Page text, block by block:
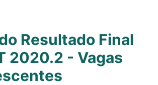
Resultado Final
2020.2 - Vagas